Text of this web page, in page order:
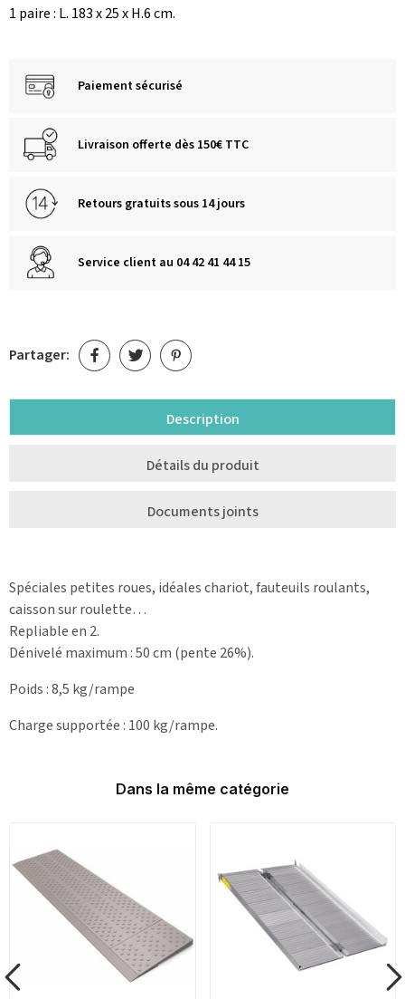
1 paire : L. 183 x 25 x H.6 cm.
Paiement sécurisé
Livraison offerte dès 150€ TTC
Retours gratuits sous 14 jours
Service client au 04 42 41 44 15
Partager:
Description
Détails du produit
Documents joints
Spéciales petites roues, idéales chariot, fauteuils roulants,
caisson sur roulette…
Repliable en 2.
Dénivelé maximum : 50 cm (pente 26%).
Poids : 8,5 kg/rampe
Charge supportée : 100 kg/rampe.
Dans la même catégorie